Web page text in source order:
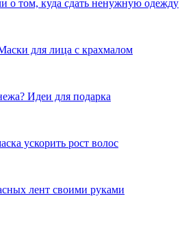
о том, куда сдать ненужную одежду
для лица с крахмалом
Идеи для подарка
ускорить рост волос
лент своими руками